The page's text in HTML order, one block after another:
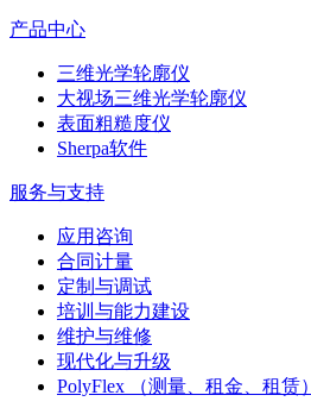
产品中心
三维光学轮廓仪
大视场三维光学轮廓仪
表面粗糙度仪
Sherpa软件
服务与支持
应用咨询
合同计量
定制与调试
培训与能力建设
维护与维修
现代化与升级
PolyFlex （测量、租金、租赁）